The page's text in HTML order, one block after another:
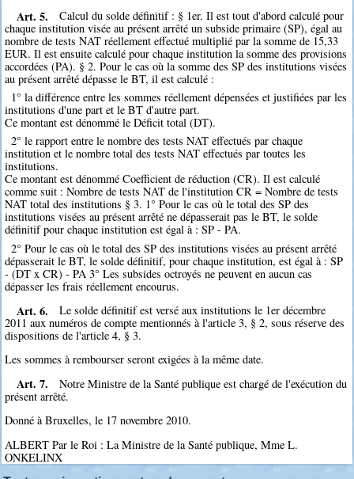
Art. 5.
Calcul du solde définitif : § 1er. Il est tout d'abord calculé pour
chaque institution visée au présent arrêté un subside primaire (SP), égal au
nombre de tests NAT réellement effectué multiplié par la somme de 15,33
EUR. Il est ensuite calculé pour chaque institution la somme des provisions
accordées (PA). § 2. Pour le cas où la somme des SP des institutions visées
au présent arrêté dépasse le BT, il est calculé :
1° la différence entre les sommes réellement dépensées et justifiées par les
institutions d'une part et le BT d'autre part.
Ce montant est dénommé le Déficit total (DT).
2° le rapport entre le nombre des tests NAT effectués par chaque
institution et le nombre total des tests NAT effectués par toutes les
institutions.
Ce montant est dénommé Coefficient de réduction (CR). Il est calculé
comme suit : Nombre de tests NAT de l'institution CR = Nombre de tests
NAT total des institutions § 3. 1° Pour le cas où le total des SP des
institutions visées au présent arrêté ne dépasserait pas le BT, le solde
définitif pour chaque institution est égal à : SP - PA.
2° Pour le cas où le total des SP des institutions visées au présent arrêté
dépasserait le BT, le solde définitif, pour chaque institution, est égal à : SP
- (DT x CR) - PA 3° Les subsides octroyés ne peuvent en aucun cas
dépasser les frais réellement encourus.
Art. 6.
Le solde définitif est versé aux institutions le 1er décembre
2011 aux numéros de compte mentionnés à l'article 3, § 2, sous réserve des
dispositions de l'article 4, § 3.
Les sommes à rembourser seront exigées à la même date.
Art. 7.
Notre Ministre de la Santé publique est chargé de l'exécution du
présent arrêté.
Donné à Bruxelles, le 17 novembre 2010.
ALBERT Par le Roi : La Ministre de la Santé publique, Mme L.
ONKELINX